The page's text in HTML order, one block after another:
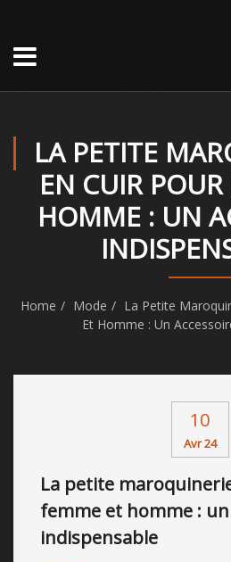
LA PETITE
EN CUIR
HOMME : UN
Home Mode
La Petite
Et Homme : Un
10
Avr 24
La petite
femme et homme :
indispensable